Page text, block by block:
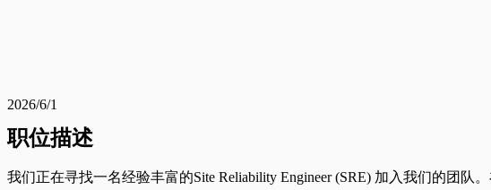
2026/6/1
职位描述
我们正在寻找一名经验丰富的Site Reliability Engineer (SRE) 加入我们的团